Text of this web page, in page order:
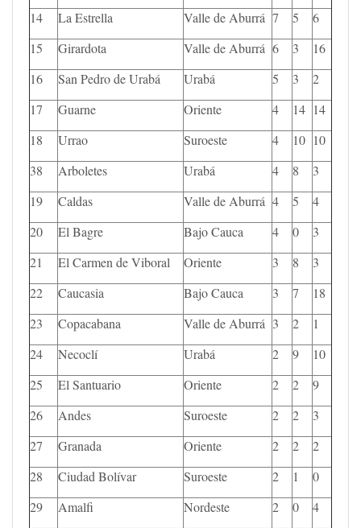
14 La Estrella Valle de Aburrá 7 5
6
15
Girardota Valle de Aburrá 6 3
16
16
San Pedro de Urabá Urabá 5 3
2
17
Guarne Oriente 4 14 14
18
Urrao Suroeste 4 10 10
38
Arboletes Urabá 4 8
3
19
Caldas Valle de Aburrá 4 5
4
20
El Bagre Bajo Cauca 4 0
3
21
El Carmen de Viboral Oriente 3 8
3
22
Caucasia Bajo Cauca 3 7
18
23
Copacabana Valle de Aburrá 3 2
1
24
Necoclí Urabá 2 9
10
25
El Santuario Oriente 2 2
9
26
Andes Suroeste 2 2
3
27
Granada Oriente 2 2
2
28
Ciudad Bolívar Suroeste 2 1
0
29
Amalfi Nordeste 2 0
4